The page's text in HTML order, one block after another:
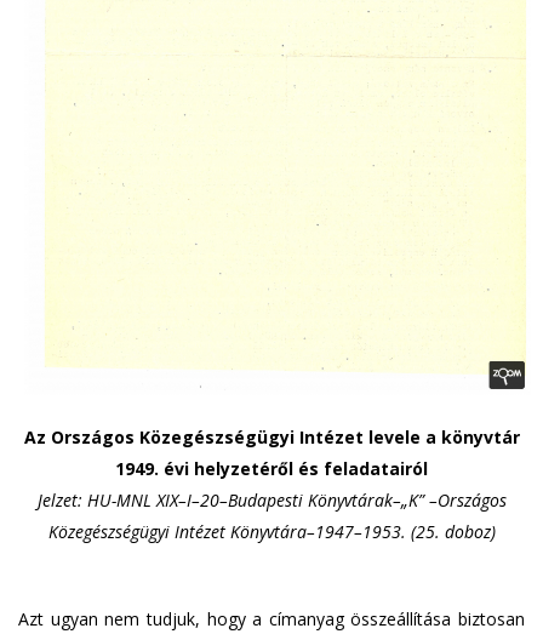
Az Országos Közegészségügyi Intézet levele a könyvtár
1949. évi helyzetéről és feladatairól
Jelzet: HU-MNL XIX–I–20–Budapesti Könyvtárak–„K” –Országos
Közegészségügyi Intézet Könyvtára–1947–1953. (25. doboz)
Azt ugyan nem tudjuk, hogy a címanyag összeállítása biztosan